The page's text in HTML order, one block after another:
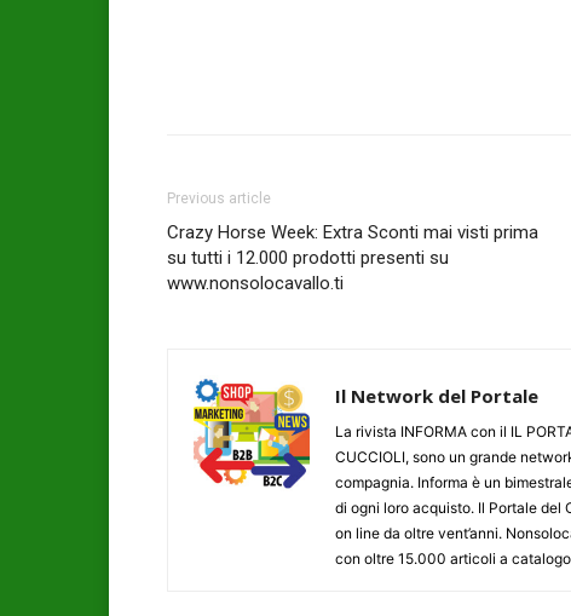
Previous article
Crazy Horse Week: Extra Sconti mai visti prima
su tutti i 12.000 prodotti presenti su
www.nonsolocavallo.ti
Il Network del Portale
La rivista INFORMA con il IL
CUCCIOLI, sono un grande
compagnia. Informa è un
di ogni loro acquisto. Il Portale del
on line da oltre vent’anni.
con oltre 15.000 articoli a